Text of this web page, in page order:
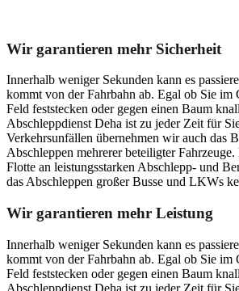
Wir garantieren mehr Sicherheit
Innerhalb weniger Sekunden kann es
kommt von der Fahrbahn ab. Egal ob Sie im
Feld feststecken oder gegen einen Baum
Abschleppdienst Deha ist zu jeder Zeit für
Verkehrsunfällen übernehmen wir auch das
Abschleppen mehrerer beteiligter
Flotte an leistungsstarken Abschlepp- und
das Abschleppen großer Busse und LKWs
Wir garantieren mehr Leistung
Innerhalb weniger Sekunden kann es
kommt von der Fahrbahn ab. Egal ob Sie im
Feld feststecken oder gegen einen Baum
Abschleppdienst Deha ist zu jeder Zeit für